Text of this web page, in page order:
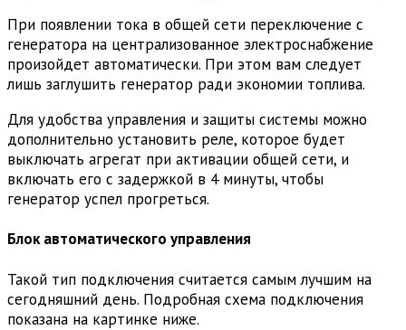
При появлении тока в общей сети переключение с
генератора на централизованное электроснабжение
произойдет автоматически. При этом вам следует
лишь заглушить генератор ради экономии топлива.
Для удобства управления и защиты системы можно
дополнительно установить реле, которое будет
выключать агрегат при активации общей сети, и
включать его с задержкой в 4 минуты, чтобы
генератор успел прогреться.
Блок автоматического управления
Такой тип подключения считается самым лучшим на
сегодняшний день. Подробная схема подключения
показана на картинке ниже.